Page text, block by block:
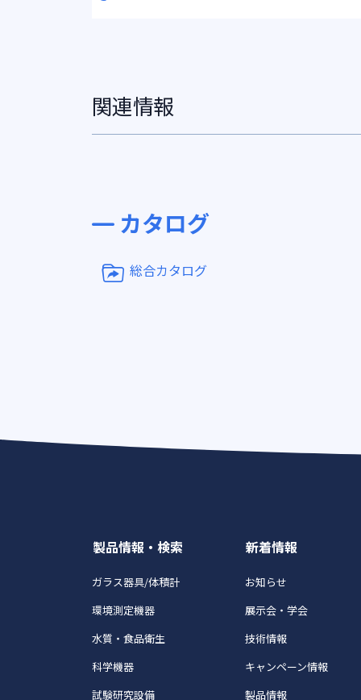
関連情報
カタログ
総合カタログ
製品情報・検索
ガラス器具/体積計
環境測定機器
水質・食品衛生
科学機器
試験研究設備
新着情報
お知らせ
展示会・学会
技術情報
キャンペーン情報
製品情報